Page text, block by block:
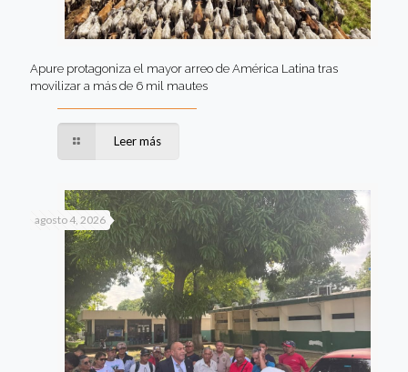
Apure protagoniza el mayor arreo de América Latina tras
movilizar a más de 6 mil mautes
Leer más
agosto 4, 2026